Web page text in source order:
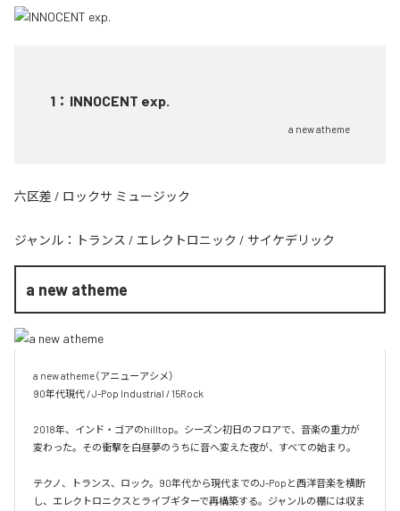
1 ： INNOCENT exp.
a new atheme
六区差 / ロックサ ミュージック
ジャンル： トランス / エレクトロニック / サイケデリック
a new atheme
a new atheme（アニューアシメ）
90年代現代 / J-Pop Industrial / 15Rock
2018年、インド・ゴアのhilltop。シーズン初日のフロアで、音楽の重力が
変わった。その衝撃を白昼夢のうちに音へ変えた夜が、すべての始まり。
テクノ、トランス、ロック。90年代から現代までのJ-Popと西洋音楽を横断
し、エレクトロニクスとライブギターで再構築する。ジャンルの棚には収ま